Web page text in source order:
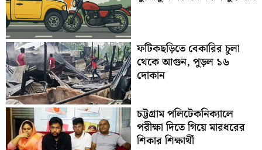
ফটিকছড়িতে বেকারির চুলা
থেকে আগুন, পুড়ল ১৬
দোকান
চট্টগ্রাম পলিটেকনিক্যালে
পরীক্ষা দিতে গিয়ে মারধরের
শিকার শিক্ষার্থী